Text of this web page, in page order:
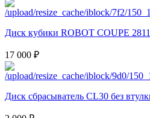
Диск кубики ROBOT COUPE
17 000 ₽
Диск сбрасыватель СL30 без